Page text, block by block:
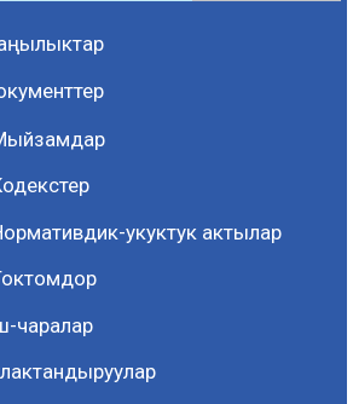
укуктук актылар
чаралар